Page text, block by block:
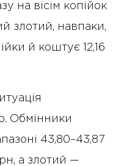
на вісім копійок
злотий, навпаки,
й коштує 12,16
Обмінники
43,80–43,87
а злотий —